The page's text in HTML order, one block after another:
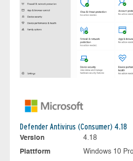
Defender Antivirus (Consumer) 4.18
Version
4.18
Plattform
Windows 10